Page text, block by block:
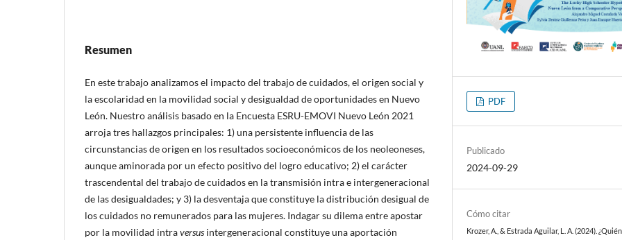
Resumen
En este trabajo analizamos el impacto del trabajo de cuidados, el origen social y
la escolaridad en la movilidad social y desigualdad de oportunidades en Nuevo
León. Nuestro análisis basado en la Encuesta ESRU-EMOVI Nuevo León 2021
arroja tres hallazgos principales: 1) una persistente influencia de las
circunstancias de origen en los resultados socioeconómicos de los neoleoneses,
aunque aminorada por un efecto positivo del logro educativo; 2) el carácter
trascendental del trabajo de cuidados en la transmisión intra e intergeneracional
de las desigualdades; y 3) la desventaja que constituye la distribución desigual de
los cuidados no remunerados para las mujeres. Indagar su dilema entre apostar
por la movilidad intraversus intergeneracional constituye una aportación
PDF
Publicado
2024-09-29
Cómo citar
Krozer, A., & Estrada Aguilar, L. A. (2024). ¿Quién